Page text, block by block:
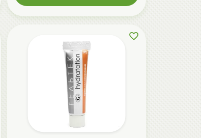
Восстанавливающий крем-